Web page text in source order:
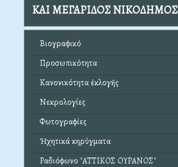
ΚΑΙ ΜΕΓΑΡΙΔΟΣ ΝΙΚΟΔΗΜΟΣ
Βιογραφικό
Προσωπικότητα
Κανονικότητα ἐκλογῆς
Νεκρολογίες
Φωτογραφίες
Ἠχητικά κηρύγματα
Ραδιόφωνο "ΑΤΤΙΚΟΣ ΟΥΡΑΝΟΣ"